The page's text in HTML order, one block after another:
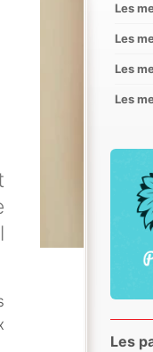
Les
Les
Les
Les
Les